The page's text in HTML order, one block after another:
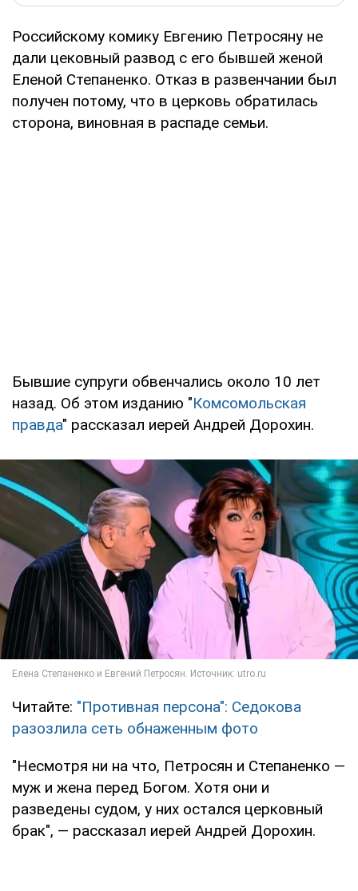
Российскому комику Евгению Петросяну не
дали цековный развод с его бывшей женой
Еленой Степаненко. Отказ в развенчании был
получен потому, что в церковь обратилась
сторона, виновная в распаде семьи.
Бывшие супруги обвенчались около 10 лет
назад. Об этом изданию "Комсомольская
правда" рассказал иерей Андрей Дорохин.
Читайте: "Противная персона": Седокова
разозлила сеть обнаженным фото
"Несмотря ни на что, Петросян и Степаненко —
муж и жена перед Богом. Хотя они и
разведены судом, у них остался церковный
брак", — рассказал иерей Андрей Дорохин.